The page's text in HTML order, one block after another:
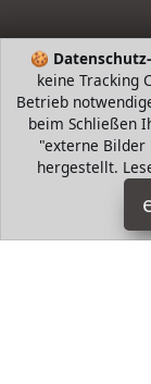
🍪
keine Tracking
Betrieb
beim Schließen
"externe Bilder
hergestellt.
Misc.